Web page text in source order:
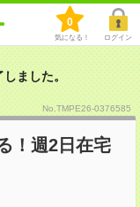
0
気になる！ ログイン
ました。
No.TMPE26-0376585
！週2日在宅